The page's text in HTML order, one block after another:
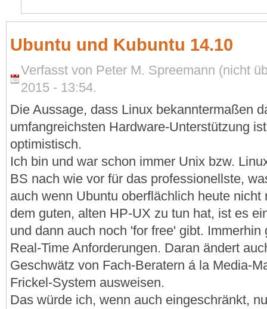
Ubuntu und Kubuntu 14.10
Verfasst von Peter M. Spreemann (nicht
2015 - 13:54.
Die Aussage, dass Linux bekanntermaßen
umfangreichsten Hardware-Unterstützung
optimistisch.
Ich bin und war schon immer Unix bzw.
BS nach wie vor für das professionellste,
auch wenn Ubuntu oberflächlich heute
dem guten, alten HP-UX zu tun hat, ist es
und dann auch noch 'for free' gibt.
Real-Time Anforderungen. Daran ändert
Geschwätz von Fach-Beratern á la Media-
Frickel-System ausweisen.
Das würde ich, wenn auch eingeschränkt,